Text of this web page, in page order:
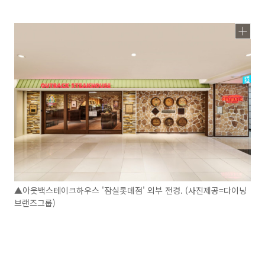
▲아웃백스테이크하우스 '잠실롯데점' 외부 전경. (사진제공=다이닝
브랜즈그룹)